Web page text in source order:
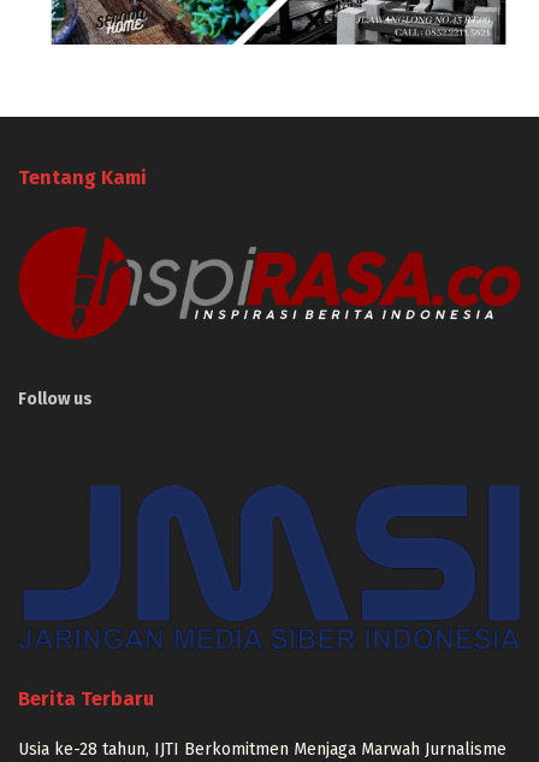
Tentang Kami
Follow us
Berita Terbaru
Usia ke-28 tahun, IJTI Berkomitmen Menjaga Marwah Jurnalisme